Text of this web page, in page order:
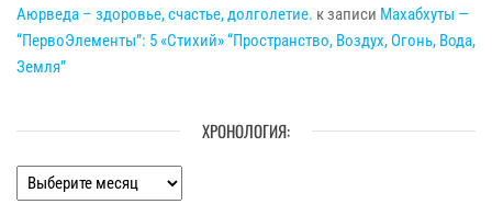
Аюрведа – здоровье, счастье, долголетие. к записи Махабхуты —
“ПервоЭлементы”: 5 «Стихий» “Пространство, Воздух, Огонь, Вода,
Земля”
ХРОНОЛОГИЯ:
Хронология: